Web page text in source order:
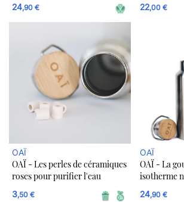
24,90 € 22,00 €
OAÏ
OAÏ - Les perles de céramiques
roses pour purifier l'eau
3,50 €
OAÏ
OAÏ - La
isotherme
24,90 €